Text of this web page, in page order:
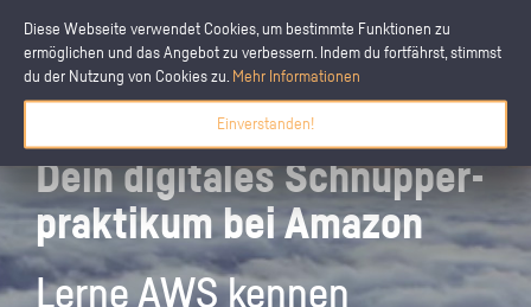
Diese Webseite verwendet Cookies, um bestimmte Funktionen zu
ermöglichen und das Angebot zu verbessern. Indem du fortfährst, stimmst
du der Nutzung von Cookies zu. Mehr Informationen
Einverstanden!
Dein digitales Schnupper­
praktikum bei Amazon
Lerne AWS kennen